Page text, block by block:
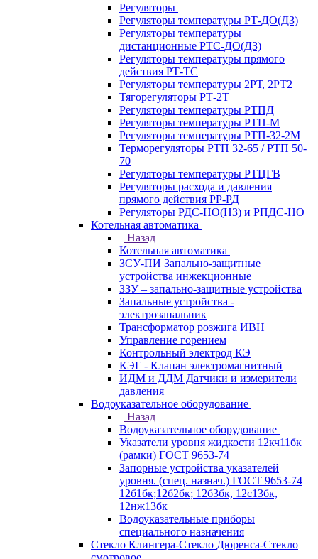
Регуляторы
Регуляторы температуры РТ-ДО(ДЗ)
Регуляторы температуры
дистанционные РТС-ДО(ДЗ)
Регуляторы температуры прямого
действия РТ-ТС
Регуляторы температуры 2РТ, 2РT2
Тягорегуляторы РТ-2Т
Регуляторы температуры РТПД
Регуляторы температуры РТП-M
Регуляторы температуры РТП-32-2М
Терморегуляторы РТП 32-65 / РТП 50-
70
Регуляторы температуры РТЦГВ
Регуляторы расхода и давления
прямого действия РР-РД
Регуляторы РДС-НО(НЗ) и РПДС-НО
Котельная автоматика
Назад
Котельная автоматика
ЗСУ-ПИ Запально-защитные
устройства инжекционные
ЗЗУ – запально-защитные устройства
Запальные устройства -
электрозапальник
Трансформатор розжига ИВН
Управление горением
Контрольный электрод КЭ
КЭГ - Клапан электромагнитный
ИДМ и ДДМ Датчики и измерители
давления
Водоуказательное оборудование
Назад
Водоуказательное оборудование
Указатели уровня жидкости 12кч11бк
(рамки) ГОСТ 9653-74
Запорные устройства указателей
уровня. (спец. назнач.) ГОСТ 9653-74
12б1бк;12б2бк; 12б3бк, 12с13бк,
12нж13бк
Водоуказательные приборы
специального назначения
Стекло Клингера-Стекло Дюренса-Стекло